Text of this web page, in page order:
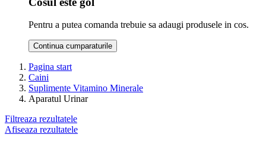
Pentru a putea comanda trebuie sa adaugi produsele in cos.
Continua cumparaturile
Pagina start
Caini
Suplimente Vitamino Minerale
Aparatul Urinar
Filtreaza rezultatele
Afiseaza rezultatele